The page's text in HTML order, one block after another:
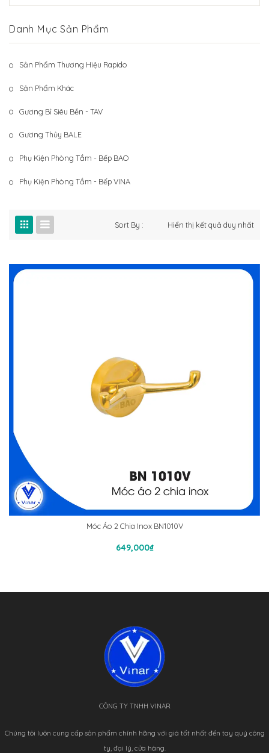
Phụ Kiện Phòng Tắm – Bếp VINA
Sản Phẩm Khác
Danh Mục Sản Phẩm
Sản Phẩm Thương Hiệu Rapido
Sản Phẩm Khác
Gương Bỉ Siêu Bền - TAV
Gương Thủy BALE
Phụ Kiện Phòng Tắm - Bếp BAO
Phụ Kiện Phòng Tắm - Bếp VINA
Hiển thị kết quả duy nhất
Sort By :
Móc Áo 2 Chia Inox BN1010V
649,000₫
Thêm Vào Giỏ Hàng
CÔNG TY TNHH VINAR
Chúng tôi luôn cung cấp sản phẩm chính hãng với giá tốt nhất đến tay quý công
ty, đại lý, cửa hàng.